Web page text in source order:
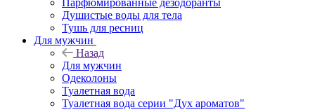
Парфюмированные дезодоранты
Душистые воды для тела
Тушь для ресниц
Для мужчин
Назад
Для мужчин
Одеколоны
Туалетная вода
Туалетная вода серии "Дух ароматов"